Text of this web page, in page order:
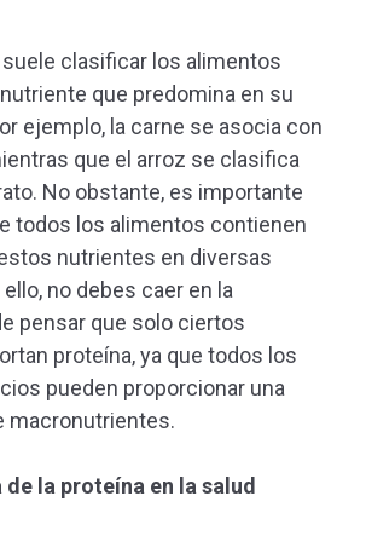
clasificar los alimentos
que predomina en su
ejemplo, la carne se asocia con
que el arroz se clasifica
No obstante, es importante
todos los alimentos contienen
nutrientes en diversas
no debes caer en la
pensar que solo ciertos
proteína, ya que todos los
pueden proporcionar una
macronutrientes.
la proteína en la salud